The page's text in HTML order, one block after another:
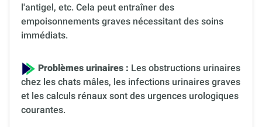
l'antigel, etc. Cela peut entraîner des
empoisonnements graves nécessitant des soins
immédiats.
Problèmes urinaires : Les obstructions urinaires
chez les chats mâles, les infections urinaires graves
et les calculs rénaux sont des urgences urologiques
courantes.